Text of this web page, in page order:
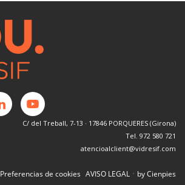
C/ del Treball, 7-13 · 17846 PORQUERES (Girona)
Tel. 972 580 721
atencioalclient@vidresif.com
Preferencias de cookies AVISO LEGAL · by Cienpies